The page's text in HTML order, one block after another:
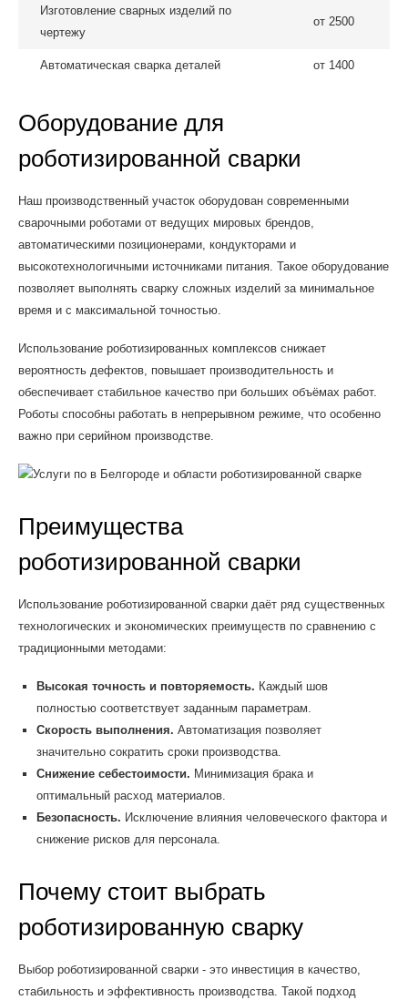
Изготовление сварных изделий по
чертежу
от 2500
Автоматическая сварка деталей от 1400
Оборудование для
роботизированной сварки
Наш производственный участок оборудован современными
сварочными роботами от ведущих мировых брендов,
автоматическими позиционерами, кондукторами и
высокотехнологичными источниками питания. Такое оборудование
позволяет выполнять сварку сложных изделий за минимальное
время и с максимальной точностью.
Использование роботизированных комплексов снижает
вероятность дефектов, повышает производительность и
обеспечивает стабильное качество при больших объёмах работ.
Роботы способны работать в непрерывном режиме, что особенно
важно при серийном производстве.
Преимущества
роботизированной сварки
Использование роботизированной сварки даёт ряд существенных
технологических и экономических преимуществ по сравнению с
традиционными методами:
Высокая точность и повторяемость. Каждый шов
полностью соответствует заданным параметрам.
Скорость выполнения. Автоматизация позволяет
значительно сократить сроки производства.
Снижение себестоимости. Минимизация брака и
оптимальный расход материалов.
Безопасность. Исключение влияния человеческого фактора и
снижение рисков для персонала.
Почему стоит выбрать
роботизированную сварку
Выбор роботизированной сварки - это инвестиция в качество,
стабильность и эффективность производства. Такой подход